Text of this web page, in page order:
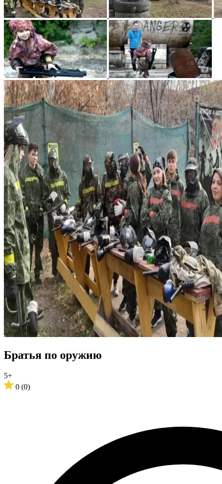
Братья по оружию
5+
0 (0)